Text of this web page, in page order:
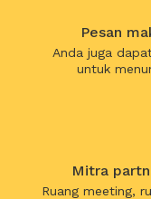
Pesan
Anda juga
untuk
Mitra
Ruang meeting,